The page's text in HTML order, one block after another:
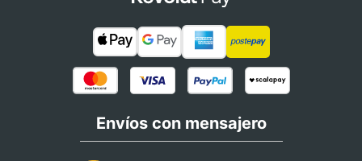
Envíos con mensajero